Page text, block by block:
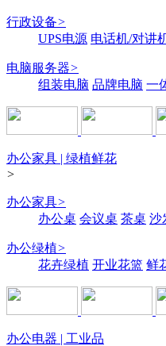
行政设备>
UPS电源 电话机/对讲
电脑服务器>
组装电脑 品牌电脑 一
办公家具 | 绿植鲜花
>
办公家具>
办公桌 会议桌 茶桌 沙
办公绿植>
花卉绿植 开业花篮 鲜
办公电器 | 工业品